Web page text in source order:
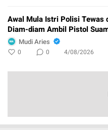
Awal Mula Istri Polisi Tewas
Diam-diam Ambil Pistol
Mudi Aries
0 0 4/08/2026